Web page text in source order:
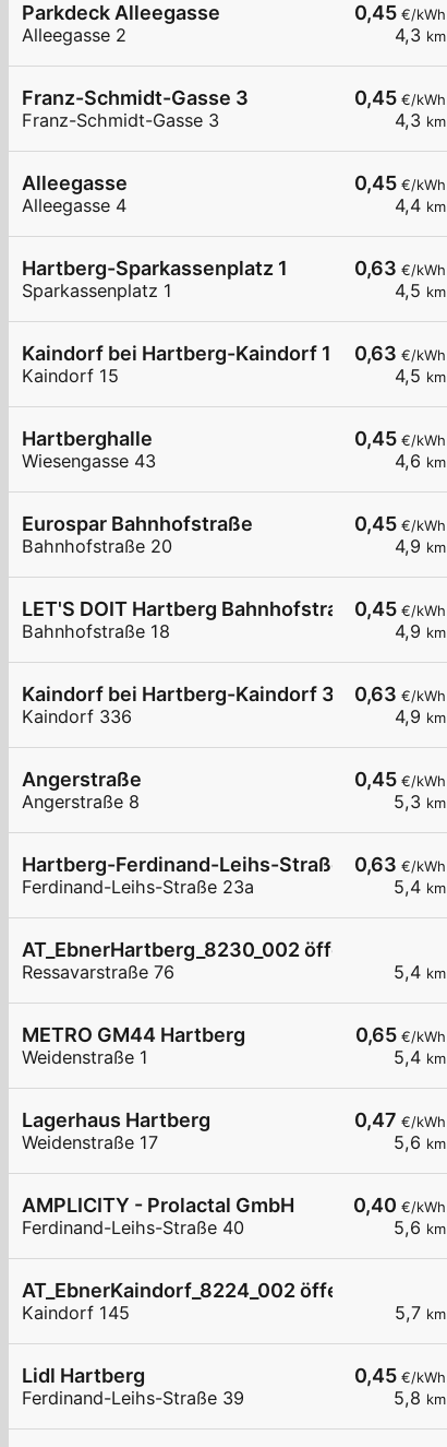
0,45€/kWh
4,3 km
Parkdeck Alleegasse
Alleegasse 2
0,45€/kWh
4,3 km
Franz-Schmidt-Gasse 3
Franz-Schmidt-Gasse 3
0,45€/kWh
4,4 km
Alleegasse
Alleegasse 4
0,63 €/kWh
4,5 km
Hartberg-Sparkassenplatz 1
Sparkassenplatz 1
0,63 €/kWh
4,5 km
Kaindorf bei Hartberg-Kaindorf 15
Kaindorf 15
0,45€/kWh
4,6 km
Hartberghalle
Wiesengasse 43
0,45€/kWh
4,9 km
Eurospar Bahnhofstraße
Bahnhofstraße 20
0,45€/kWh
4,9 km
LET'S DOIT Hartberg Bahnhofstraße
Bahnhofstraße 18
0,63 €/kWh
4,9 km
Kaindorf bei Hartberg-Kaindorf 336
Kaindorf 336
0,45€/kWh
5,3 km
Angerstraße
Angerstraße 8
0,63 €/kWh
5,4 km
Hartberg-Ferdinand-Leihs-Straße 23a
Ferdinand-Leihs-Straße 23a
5,4 km
AT_EbnerHartberg_8230_002 öffentlich
Ressavarstraße 76
0,65€/kWh
5,4 km
METRO GM44 Hartberg
Weidenstraße 1
0,47 €/kWh
5,6 km
Lagerhaus Hartberg
Weidenstraße 17
0,40 €/kWh
5,6 km
AMPLICITY - Prolactal GmbH
Ferdinand-Leihs-Straße 40
5,7 km
AT_EbnerKaindorf_8224_002 öffentlich
Kaindorf 145
0,45€/kWh
5,8 km
Lidl Hartberg
Ferdinand-Leihs-Straße 39